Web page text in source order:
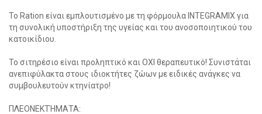
Το Ration είναι εμπλουτισμένο με τη φόρμουλα INTEGRAMIX για
τη συνολική υποστήριξη της υγείας και του ανοσοποιητικού του
κατοικίδιου.
Το σιτηρέσιο είναι προληπτικό και ΟΧΙ θεραπευτικό! Συνιστάται
ανεπιφύλακτα στους ιδιοκτήτες ζώων με ειδικές ανάγκες να
συμβουλευτούν κτηνίατρο!
ΠΛΕΟΝΕΚΤΉΜΑΤΑ: